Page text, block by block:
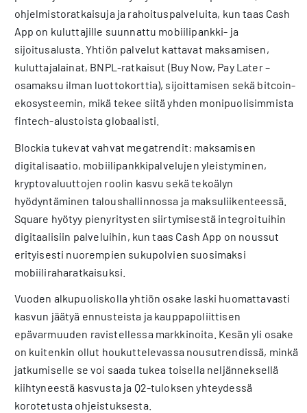
ohjelmistoratkaisuja ja rahoituspalveluita, kun taas Cash
App on kuluttajille suunnattu mobiilipankki- ja
sijoitusalusta. Yhtiön palvelut kattavat maksamisen,
kuluttajalainat, BNPL-ratkaisut (Buy Now, Pay Later –
osamaksu ilman luottokorttia), sijoittamisen sekä bitcoin-
ekosysteemin, mikä tekee siitä yhden monipuolisimmista
fintech-alustoista globaalisti.
Blockia tukevat vahvat megatrendit: maksamisen
digitalisaatio, mobiilipankkipalvelujen yleistyminen,
kryptovaluuttojen roolin kasvu sekä tekoälyn
hyödyntäminen taloushallinnossa ja maksuliikenteessä.
Square hyötyy pienyritysten siirtymisestä integroituihin
digitaalisiin palveluihin, kun taas Cash App on noussut
erityisesti nuorempien sukupolvien suosimaksi
mobiiliraharatkaisuksi.
Vuoden alkupuoliskolla yhtiön osake laski huomattavasti
kasvun jäätyä ennusteista ja kauppapoliittisen
epävarmuuden ravistellessa markkinoita. Kesän yli osake
on kuitenkin ollut houkuttelevassa nousutrendissä, minkä
jatkumiselle se voi saada tukea toisella neljänneksellä
kiihtyneestä kasvusta ja Q2-tuloksen yhteydessä
korotetusta ohjeistuksesta.